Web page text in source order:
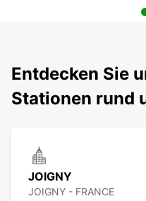
Entdecken Sie
Stationen rund
JOIGNY
JOIGNY - FRANCE